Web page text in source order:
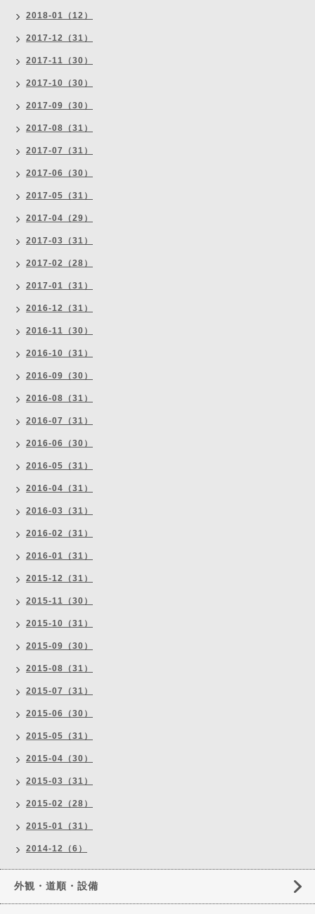
2018-01（12）
2017-12（31）
2017-11（30）
2017-10（30）
2017-09（30）
2017-08（31）
2017-07（31）
2017-06（30）
2017-05（31）
2017-04（29）
2017-03（31）
2017-02（28）
2017-01（31）
2016-12（31）
2016-11（30）
2016-10（31）
2016-09（30）
2016-08（31）
2016-07（31）
2016-06（30）
2016-05（31）
2016-04（31）
2016-03（31）
2016-02（31）
2016-01（31）
2015-12（31）
2015-11（30）
2015-10（31）
2015-09（30）
2015-08（31）
2015-07（31）
2015-06（30）
2015-05（31）
2015-04（30）
2015-03（31）
2015-02（28）
2015-01（31）
2014-12（6）
外観・道順・設備